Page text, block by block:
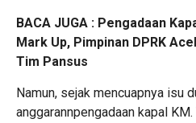
BACA JUGA : Pengadaan
Mark Up, Pimpinan DPRK
Tim Pansus
Namun, sejak mencuapnya isu
anggarannpengadaan kapal